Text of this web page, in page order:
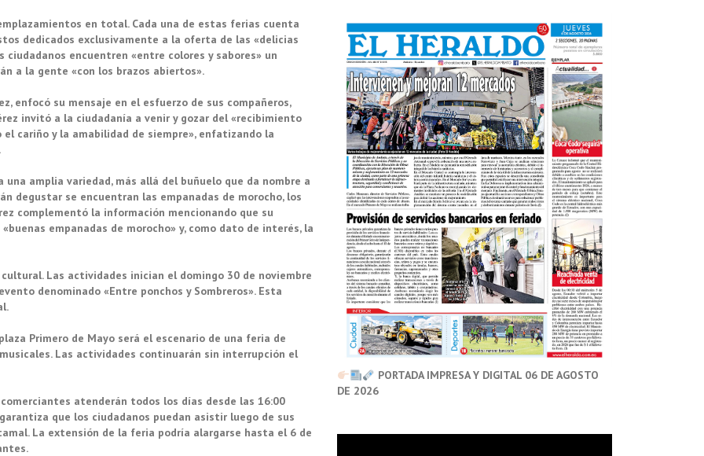
en total. Cada una de estas ferias cuenta
dedicados exclusivamente a la oferta de las «delicias
encuentren «entre colores y sabores» un
a la gente «con los brazos abiertos».
enfocó su mensaje en el esfuerzo de sus compañeros,
invitó a la ciudadanía a venir y gozar del «recibimiento
cariño y la amabilidad de siempre», enfatizando la
amplia variedad, más allá del buñuelo que da nombre a
degustar se encuentran las empanadas de morocho, los
complementó la información mencionando que su
empanadas de morocho» y, como dato de interés, la
Las actividades inician el domingo 30 de noviembre
denominado «Entre ponchos y Sombreros». Esta
Primero de Mayo será el escenario de una feria de
Las actividades continuarán sin interrupción el
atenderán todos los días desde las 16:00
que los ciudadanos puedan asistir luego de sus
La extensión de la feria podría alargarse hasta el 6 de
PORTADA IMPRESA Y DIGITAL 06 DE AGOSTO
DE 2026